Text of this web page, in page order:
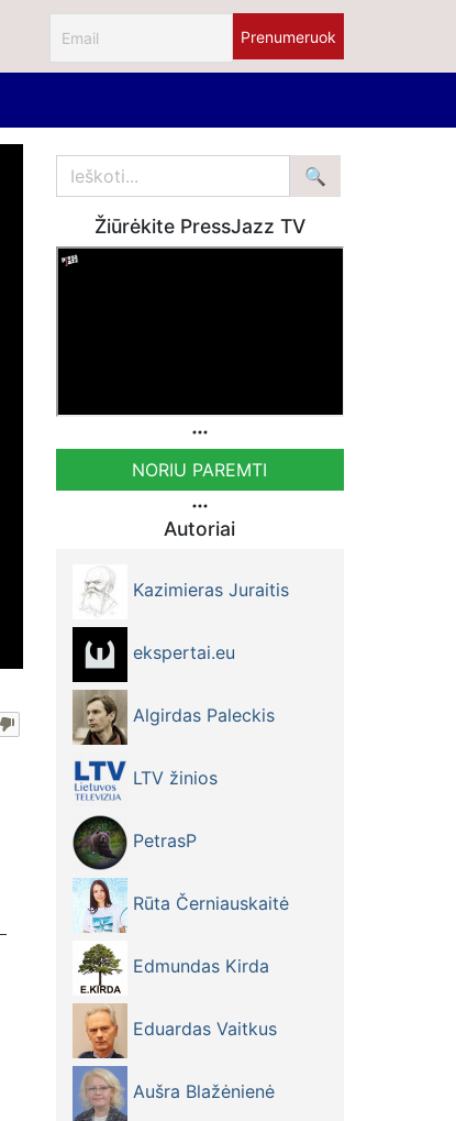
Žiūrėkite PressJazz TV
NORIU PAREMTI
Autoriai
Kazimieras Juraitis
ekspertai.eu
Algirdas Paleckis
LTV žinios
PetrasP
Rūta Černiauskaitė
Edmundas Kirda
Eduardas Vaitkus
Aušra Blažėnienė